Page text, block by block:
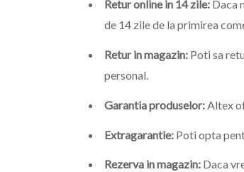
Retur online in 14 zile: Daca
de 14 zile de la primirea
Retur in magazin: Poti sa
personal.
Garantia produselor: Altex
Extragarantie: Poti opta
Rezerva in magazin: Daca